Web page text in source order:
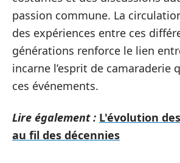
passion commune. La
des expériences entre ces
générations renforce le lien
incarne l’esprit de camaraderie
ces événements.
Lire également : L'évolution
au fil des décennies